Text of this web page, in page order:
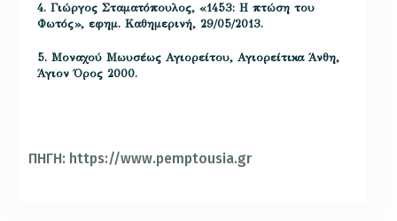
4. Γιώργος Σταματόπουλος, «1453: Η πτώση του
Φωτός», εφημ. Καθημερινή, 29/05/2013.
5. Μοναχού Μωυσέως Αγιορείτου, Αγιορείτικα Άνθη,
Άγιον Όρος 2000.
ΠΗΓΗ: https://www.pemptousia.gr